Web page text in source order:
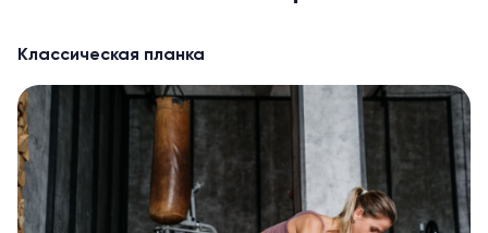
Классическая планка